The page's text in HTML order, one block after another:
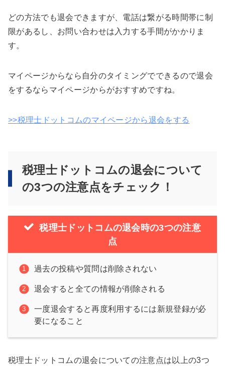
どの方法でも退会できますが、電話は繋がる時間帯に制
限があるし、お問い合わせは入力する手間がかかりま
す。
マイページからなら自分のタイミングでできるので退会
をするならマイページからがおすすめですね。
>>税理士ドットコムのマイページから退会をする
税理士ドットコムの退会について
の3つの注意点をチェック！
税理士ドットコムの退会時の3つの注意
点
過去の投稿や質問は削除されない
退会すると全ての情報が削除される
一度退会すると再度利用するには新規登録が必
要になること
税理士ドットコムの退会についての注意点は以上の3つ